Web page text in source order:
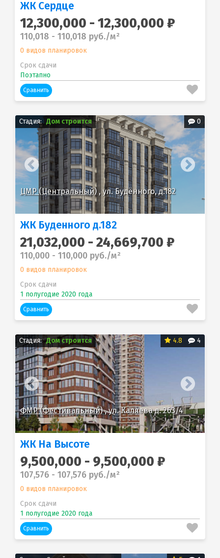
ЖК Сердце
Сравнить
12,300,000 - 12,300,000 ₽
110,018 - 110,018 руб./м²
0 видов планировок
Срок сдачи
Поэтапно
Стадия: Дом строится 0
ЦМР (Центральный), ул. Будённого, д.182
ЖК Буденного д.182
Сравнить
21,032,000 - 24,669,700 ₽
110,000 - 110,000 руб./м²
0 видов планировок
Срок сдачи
1 полугодие 2020 года
Стадия: Дом строится 4.8 4
ФМР (Фестивальный), ул. Каляева д. 263/4
ЖК На Высоте
Сравнить
9,500,000 - 9,500,000 ₽
107,576 - 107,576 руб./м²
0 видов планировок
Срок сдачи
1 полугодие 2020 года